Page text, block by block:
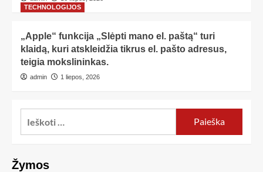
TECHNOLOGIJOS
„Apple“ funkcija „Slėpti mano el. paštą“ turi
klaidą, kuri atskleidžia tikrus el. pašto adresus,
teigia mokslininkas.
admin 1 liepos, 2026
Žymos